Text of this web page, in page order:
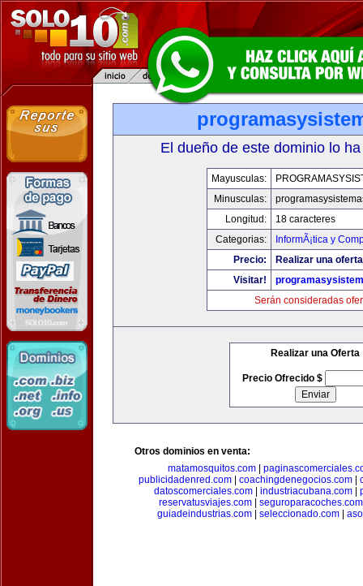
El dueño de este dominio lo
Mayusculas:
Minusculas:
Longitud:
18 caracteres
Categorias:
InformÃ¡tica y
Precio:
Realizar una
Visitar!
Serán consideradas
Realizar una Oferta
Precio Ofrecido $
Otros dominios en venta:
matamosquitos.com|
publicidadenred.com| coachingdenegocios.com|
datoscomerciales.com| industriacubana.com|
reservatusviajes.com| seguroparacoches.com
guiadeindustrias.com
seleccionado.com